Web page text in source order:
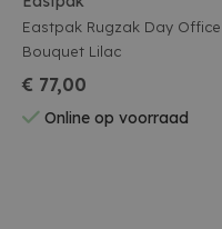
Eastpak Rugzak Day Office
Bouquet Lilac
€ 77,00
Online op voorraad